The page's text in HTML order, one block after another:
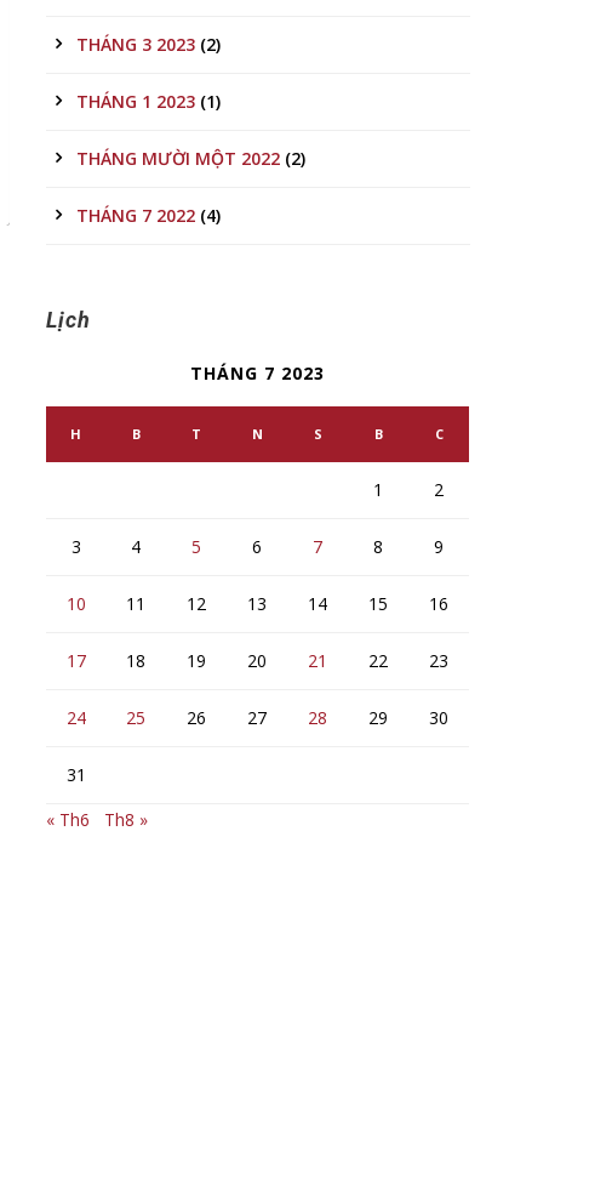
THÁNG 3 2023 (2)
THÁNG 1 2023 (1)
THÁNG MƯỜI MỘT 2022 (2)
THÁNG 7 2022 (4)
Lịch
THÁNG 7 2023
H B T N S B C
1 2
3 4 5 6 7 8 9
10 11 12 13 14 15 16
17 18 19 20 21 22 23
24 25 26 27 28 29 30
31
« Th6
Th8 »